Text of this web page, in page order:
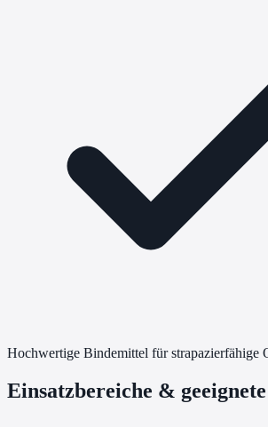
Hochwertige Bindemittel für strapazierfähige
Einsatzbereiche &